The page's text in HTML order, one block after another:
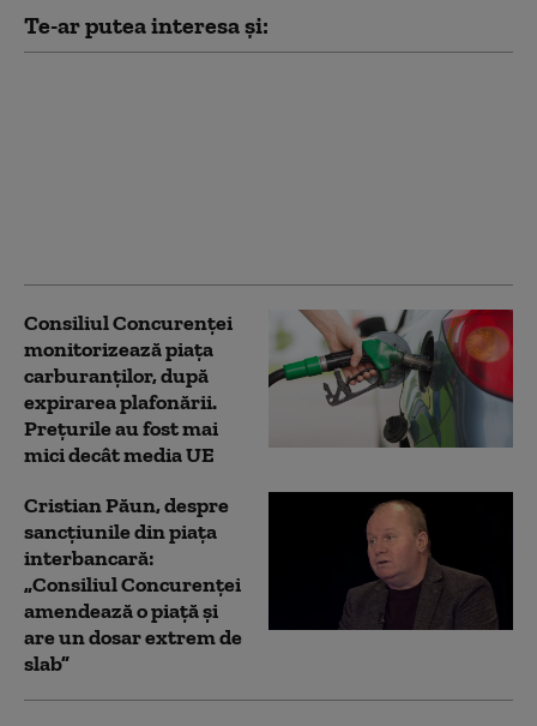
Te-ar putea interesa și:
Consiliul Concurenţei
monitorizează piaţa
carburanţilor, după
expirarea plafonării.
Preţurile au fost mai
mici decât media UE
Cristian Păun, despre
sancțiunile din piața
interbancară:
„Consiliul Concurenței
amendează o piață și
are un dosar extrem de
slab”